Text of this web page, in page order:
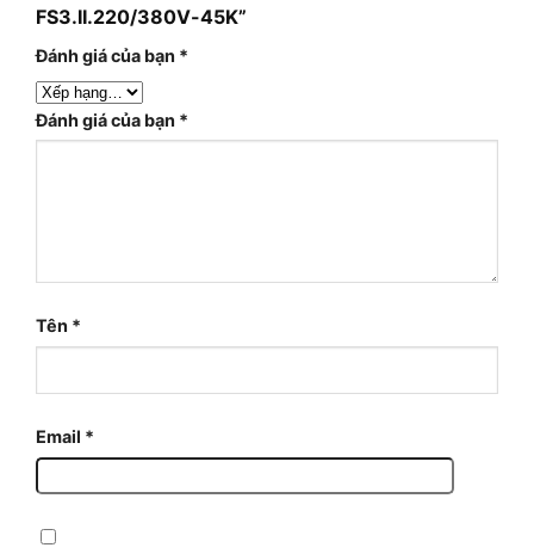
FS3.II.220/380V-45K”
Đánh giá của bạn *
Đánh giá của bạn *
Tên *
Email *